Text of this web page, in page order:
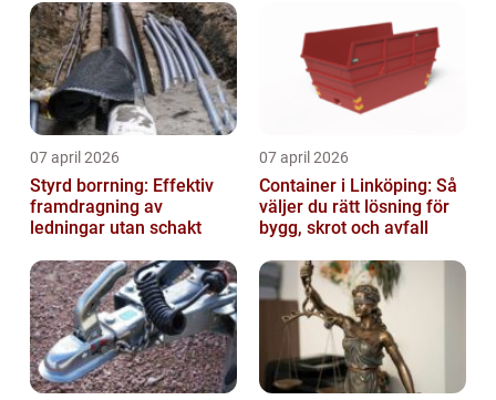
07 april 2026
Styrd borrning: Effektiv
framdragning av
ledningar utan schakt
07 april 2026
Container i Linköping: Så
väljer du rätt lösning för
bygg, skrot och avfall